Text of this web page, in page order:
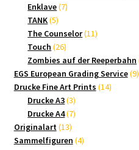
Enklave 77
TANK 55
Produkte
The Counselor 1111
Touch 2626
Produkte
Zombies auf der Reeperbahn
EGS European Grading Service 99
Drucke Fine Art Prints 1414
Drucke A3 33
Produkte
Drucke A4 77
Originalart 1313
Produkte
Sammelfiguren 44